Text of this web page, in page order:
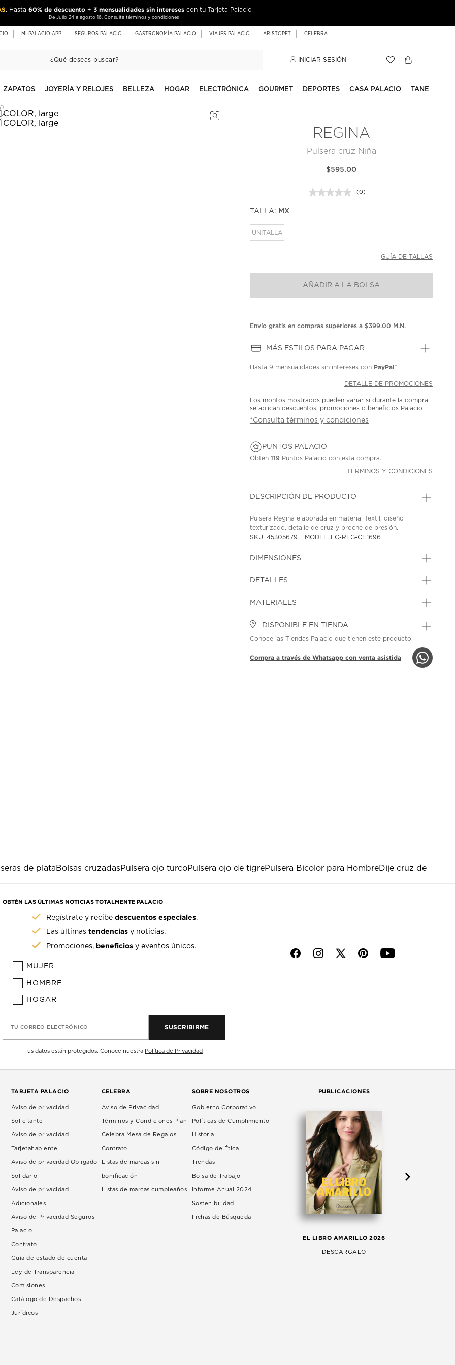
. Hasta 60% de descuento + 3 mensualidades sin intereses con tu Tarjeta Palacio
De Julio 24 a agosto 16. Consulta términos y condiciones
MI PALACIO APP SEGUROS PALACIO GASTRONOMÍA PALACIO VIAJES PALACIO ARISTOPET CELEBRA
INICIAR SESIÓN
ZAPATOS JOYERÍA Y RELOJES BELLEZA HOGAR ELECTRÓNICA GOURMET DEPORTES CASA PALACIO TANE
REGINA
Pulsera cruz Niña
$595.00
Sin
(0)
TALLA: MX
UNITALLA
GUÍA DE TALLAS
AÑADIR A LA BOLSA
Envío gratis en compras superiores a $399.00 M.N.
MÁS ESTILOS PARA PAGAR
Hasta9 mensualidades sin intereses con PayPal*
DETALLE DE PROMOCIONES
Los montos mostrados pueden variar si durante la compra
se aplican descuentos, promociones o beneficios Palacio
*Consulta términos y condiciones
PUNTOS PALACIO
Obtén119 Puntos Palacio con esta compra.
TÉRMINOS Y CONDICIONES
DESCRIPCIÓN DE PRODUCTO
Pulsera Regina elaborada en material Textil, diseño
texturizado, detalle de cruz y broche de presión.
SKU: 45305679
MODEL: EC-REG-CH1696
DIMENSIONES
DETALLES
MATERIALES
DISPONIBLE EN TIENDA
Conoce las Tiendas Palacio que tienen este producto.
Compra a través de Whatsapp con venta asistida
de plataBolsas cruzadasPulsera ojo turcoPulsera ojo de tigrePulsera Bicolor para HombreDije cruz de
OBTÉN LAS ÚLTIMAS NOTICIAS TOTALMENTE PALACIO
Regístrate y recibedescuentos especiales.
Las últimastendencias y noticias.
Promociones, beneficios y eventos únicos.
MUJER
HOMBRE
HOGAR
TU CORREO ELECTRÓNICO SUSCRIBIRME
Tus datos están protegidos. Conoce nuestra Política de Privacidad
f i p y
TARJETA PALACIO
Aviso de privacidad
Solicitante
Aviso de privacidad
Tarjetahabiente
Aviso de privacidad Obligado
Solidario
Aviso de privacidad
Adicionales
Aviso de Privacidad Seguros
Palacio
Contrato
Guía de estado de cuenta
Ley de Transparencia
Comisiones
Catálogo de Despachos
Jurídicos
CELEBRA
Aviso de Privacidad
Términos y Condiciones Plan
Celebra Mesa de Regalos.
Contrato
Listas de marcas sin
bonificación
Listas de marcas cumpleaños
SOBRE NOSOTROS
Gobierno Corporativo
Políticas de Cumplimiento
Historia
Código de Ética
Tiendas
Bolsa de Trabajo
Informe Anual 2024
Sostenibilidad
Fichas de Búsqueda
PUBLICACIONES
EL LIBRO AMARILLO 2026
DESCÁRGALO